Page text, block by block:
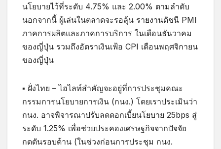
นโยบายไว้ที่ระดับ 4.75% และ 2.00% ตามลำดับ
นอกจากนี้ ผู้เล่นในตลาดจะรอลุ้น รายงานดัชนี PMI
ภาคการผลิตและภาคการบริการ ในเดือนธันวาคม
ของญี่ปุ่น รวมถึงอัตราเงินเฟ้อ CPI เดือนพฤศจิกายน
ของญี่ปุ่น
▪ ฝั่งไทย – ไฮไลท์สำคัญจะอยู่ที่การประชุมคณะ
กรรมการนโยบายการเงิน (กนง.) โดยเราประเมินว่า
กนง. อาจพิจารณาปรับลดดอกเบี้ยนโยบาย 25bps สู่
ระดับ 1.25% เพื่อช่วยประคองเศรษฐกิจจากปัจจัย
กดดันรอบด้าน (ในช่วงก่อนการประชุม กนง.